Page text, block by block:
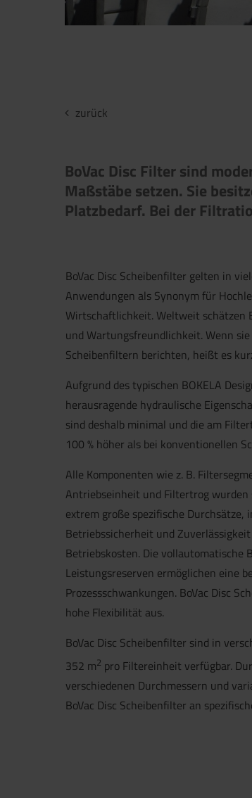
zurück
BoVac Disc Filter sind
Maßstäbe setzen. Sie
Platzbedarf. Bei der
BoVac Disc Scheibenfilter gelten in
Anwendungen als Synonym für
Wirtschaftlichkeit. Weltweit schätzen
und Wartungsfreundlichkeit. Wenn
Scheibenfiltern berichten, heißt es
Aufgrund des typischen BOKELA
herausragende hydraulische
sind deshalb minimal und die am
100 % höher als bei konventionellen
Alle Komponenten wie z. B.
Antriebseinheit und Filtertrog wurden
extrem große spezifische Durchsätze,
Betriebssicherheit und
Betriebskosten. Die vollautomatische
Leistungsreserven ermöglichen eine
Prozessschwankungen. BoVac Disc
hohe Flexibilität aus.
BoVac Disc Scheibenfilter sind in
352 m2 pro Filtereinheit verfügbar.
verschiedenen Durchmessern und
BoVac Disc Scheibenfilter an